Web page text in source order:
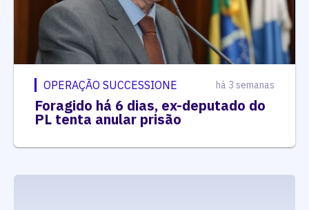
OPERAÇÃO SUCCESSIONE há 3 semanas
Foragido há 6 dias, ex-deputado do
PL tenta anular prisão